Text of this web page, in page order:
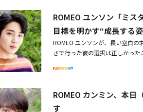
7年が最後です。その間メンバー
ット（韓国の演歌）に挑戦。彼
グループとして何かをやりたい」
バル番組「NO. MERCY」を通じ
t」「Alligator」など、ダイナミ
はこれまで10枚のミニアルバム
のアルバムをリリースして精力
から初めて入隊し、社会服務要員
A X：THE DREAMING」が世界
う」と約束した。ヒョンギョンは
ーした。【ヒョンギョン 手紙】
って、このように挨拶いたしま
果たしに行くことになりました
の応援の中、元気に行ってこれる
健康に行ってきます。今よりもも
ROMEO ユンソン「ミ
目標を明かす“成長する
ROMEO ユンソンが、長い空白
さで行った彼の選択は正しかっ
発売したROMEOの4thミニアル
国の演歌）への挑戦は、ファンに
彼は、最後だという覚悟で直接
ROMEO カンミン、本
す